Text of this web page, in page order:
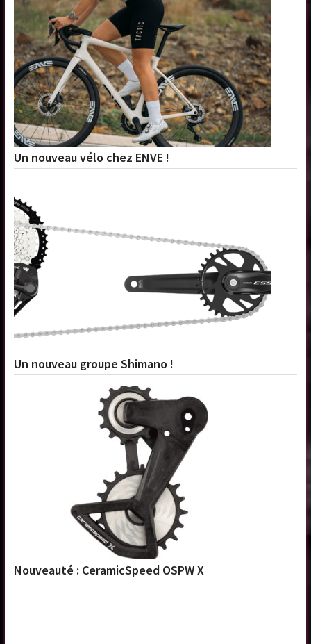
Un nouveau vélo chez ENVE !
Un nouveau groupe Shimano !
Nouveauté : CeramicSpeed OSPW X